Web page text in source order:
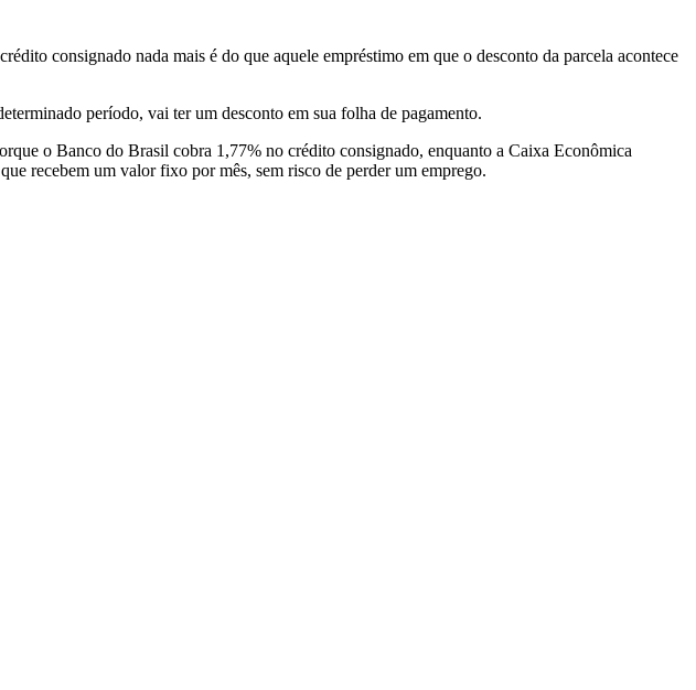
consignado nada mais é do que aquele empréstimo em que o desconto da parcela acontece
período, vai ter um desconto em sua folha de pagamento.
o Banco do Brasil cobra 1,77% no crédito consignado, enquanto a Caixa Econômica
recebem um valor fixo por mês, sem risco de perder um emprego.